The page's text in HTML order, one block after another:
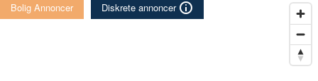
Bolig Annoncer Diskrete annoncer